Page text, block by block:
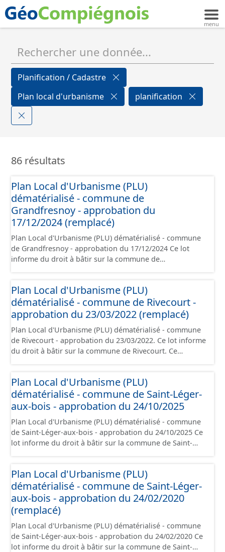
Planification / Cadastre
Plan local d'urbanisme
planification
86 résultats
Plan Local d'Urbanisme (PLU)
dématérialisé - commune de
Grandfresnoy - approbation du
17/12/2024 (remplacé)
Plan Local d'Urbanisme (PLU) dématérialisé - commune
de Grandfresnoy - approbation du 17/12/2024 Ce lot
informe du droit à bâtir sur la commune de
contient les pièces administratives, le rapport de
présentation, le PADD, le règlement (à l'exception des
plans de zonages), les annexes, les orientations
d'aménagement et les données géographiques. Malgré
l'attention portée à la création de ces données, il est
rappelé que seuls les documents papier font foi et sont
opposables d'un point de vue juridique.
Plan Local d'Urbanisme (PLU)
dématérialisé - commune de Rivecourt -
approbation du 23/03/2022 (remplacé)
Plan Local d'Urbanisme (PLU) dématérialisé - commune
de Rivecourt - approbation du 23/03/2022. Ce lot informe
du droit à bâtir sur la commune de Rivecourt. Ce
administratives, le rapport de présentation, le PADD, le
règlement (à l'exception des plans de zonages), les
annexes, les orientations d'aménagement et les données
géographiques. Malgré l'attention portée à la création
de ces données, il est rappelé que seuls les documents
papier font foi et sont opposables d'un point de vue
juridique.
Plan Local d'Urbanisme (PLU)
dématérialisé - commune de Saint-Léger-
aux-bois - approbation du 24/10/2025
Plan Local d'Urbanisme (PLU) dématérialisé - commune
de Saint-Léger-aux-bois - approbation du 24/10/2025 Ce
lot informe du droit à bâtir sur la commune de Saint-
contient les pièces administratives, le rapport de
présentation, le PADD, le règlement (à l'exception des
plans de zonages), les annexes, les orientations
d'aménagement et les données géographiques. Malgré
l'attention portée à la création de ces données, il est
rappelé que seuls les documents papier font foi et sont
opposables d'un point de vue juridique.
Plan Local d'Urbanisme (PLU)
dématérialisé - commune de Saint-Léger-
aux-bois - approbation du 24/02/2020
(remplacé)
Plan Local d'Urbanisme (PLU) dématérialisé - commune
de Saint-Léger-aux-bois - approbation du 24/02/2020 Ce
lot informe du droit à bâtir sur la commune de Saint-